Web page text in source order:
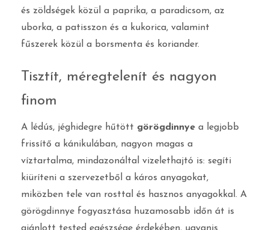
és zöldségek közül a paprika, a paradicsom, az
uborka, a patisszon és a kukorica, valamint
fűszerek közül a borsmenta és koriander.
Tisztít, méregtelenít és nagyon
finom
A lédús, jéghidegre hűtött görögdinnye a legjobb
frissítő a kánikulában, nagyon magas a
víztartalma, mindazonáltal vizelethajtó is: segíti
kiüríteni a szervezetből a káros anyagokat,
miközben tele van rosttal és hasznos anyagokkal. A
görögdinnye fogyasztása huzamosabb időn át is